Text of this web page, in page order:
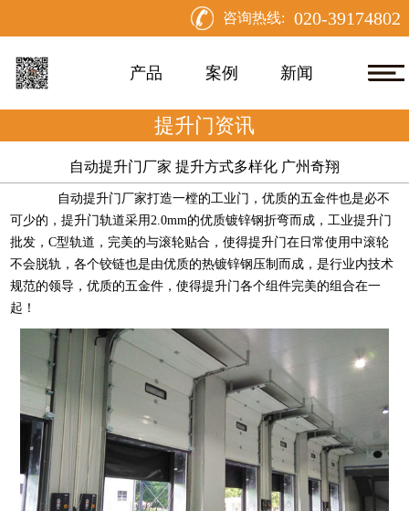
咨询热线: 020-39174802
产品 案例 新闻
提升门资讯
自动提升门厂家 提升方式多样化 广州奇翔
自动提升门厂家打造一樘的工业门，优质的五金件也是必不
可少的，提升门轨道采用2.0mm的优质镀锌钢折弯而成，工业提升门
批发，C型轨道，完美的与滚轮贴合，使得提升门在日常使用中滚轮
不会脱轨，各个铰链也是由优质的热镀锌钢压制而成，是行业内技术
规范的领导，优质的五金件，使得提升门各个组件完美的组合在一
起！